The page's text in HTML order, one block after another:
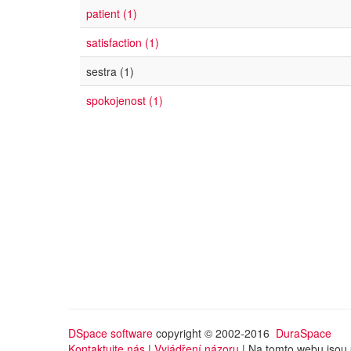
patient (1)
satisfaction (1)
sestra (1)
spokojenost (1)
DSpace software copyright © 2002-2016 DuraSpace